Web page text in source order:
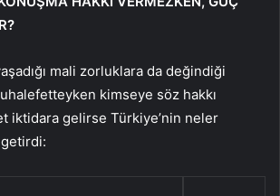
mali zorluklara da değindiği
kimseye söz hakkı
iktidara gelirse Türkiye’nin neler
getirdi: